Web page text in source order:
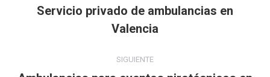
entre
Publicación
anterior:
Servicio privado de ambulancias en
Valencia
SIGUIENTE